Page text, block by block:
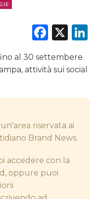
X
al 30 settembere
attività sui social
riservata ai
Brand News.
accedere con la
oppure puoi